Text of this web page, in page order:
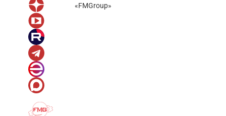
«FMGroup»